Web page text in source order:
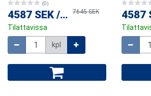
(0)
4587 SEK / kpl7645 SEK
Tilattavissa
kpl
4587